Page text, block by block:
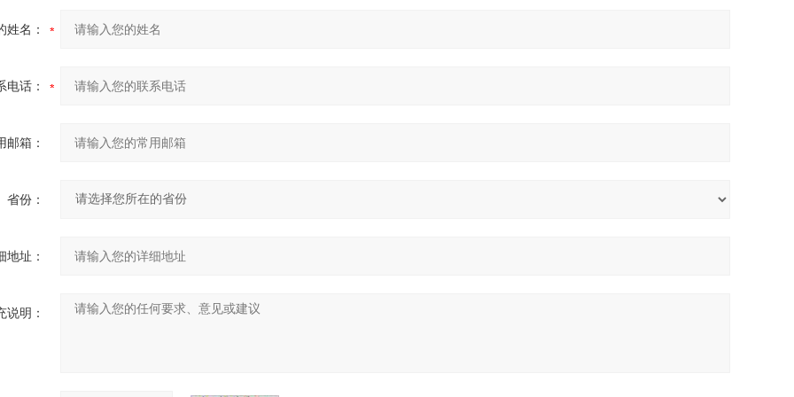
姓名：
电话：
邮箱：
省份：
地址：
说明：